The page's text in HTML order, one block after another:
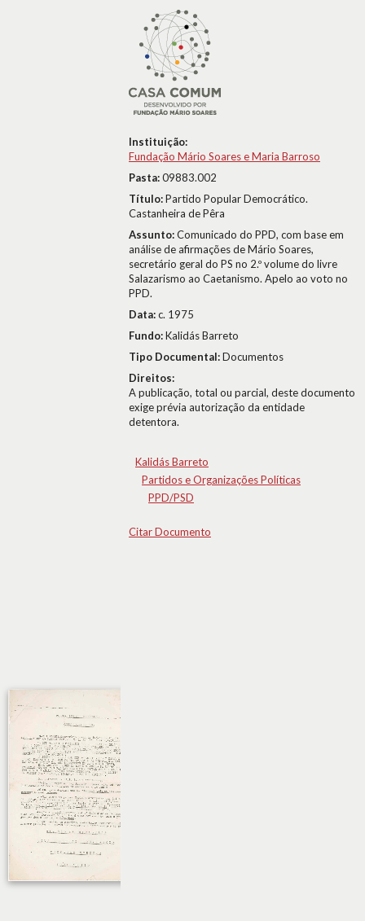
Instituição:
Fundação Mário Soares e Maria Barroso
Pasta:09883.002
Título:Partido Popular Democrático.
Castanheira de Pêra
Assunto:Comunicado do PPD, com base em
análise de afirmações de Mário Soares,
secretário geral do PS no 2.º volume do livre
Salazarismo ao Caetanismo. Apelo ao voto no
PPD.
Data:c. 1975
Fundo:Kalidás Barreto
Tipo Documental:Documentos
Direitos:
A publicação, total ou parcial, deste documento
exige prévia autorização da entidade
detentora.
Kalidás Barreto
Partidos e Organizações Políticas
PPD/PSD
Citar Documento